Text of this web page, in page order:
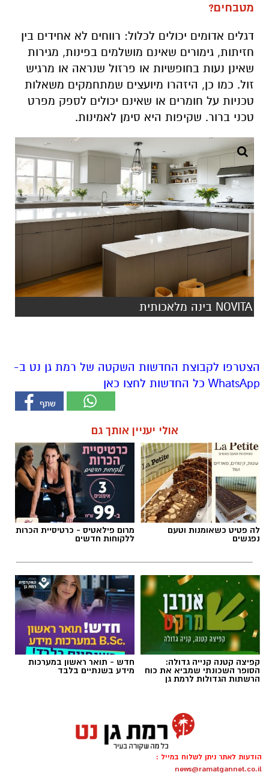
מטבחים?
דגלים אדומים יכולים לכלול: רווחים לא אחידים בין
חזיתות, גימורים שאינם מושלמים בפינות, מגירות
שאינן נעות בחופשיות או פרזול שנראה או מרגיש
זול. כמו כן, היזהרו מיועצים שמתחמקים משאלות
טכניות על חומרים או שאינם יכולים לספק מפרט
טכני ברור. שקיפות היא סימן לאמינות.
NOVITA בינה מלאכותית
הצטרפו לקבוצת החדשות השקטה של רמת גן נט ב-
WhatsApp כל החדשות לחצו כאן
אולי יעניין אותך גם
לה פטיט כשאומנות וטעם
נפגשים
מרום פילאטיס - כרטיסיית הכרות
ללקוחות חדשים
קפיצה קטנה קנייה גדולה:
הסופר השכונתי שמביא את כוח
הרשתות הגדולות לרמת גן
חדש - תואר ראשון במערכות
מידע בשנתיים בלבד
הודעות לאתר ניתן לשלוח במייל :
news@ramatgannet.co.il